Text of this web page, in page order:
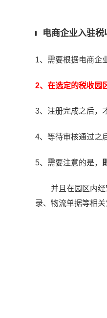
电商企业入驻税
1、需要根据电商企
2、在选定的税收园
3、注册完成之后，
4、等待审核通过之
5、需要注意的是，
并且在园区内经
录、物流单据等相关